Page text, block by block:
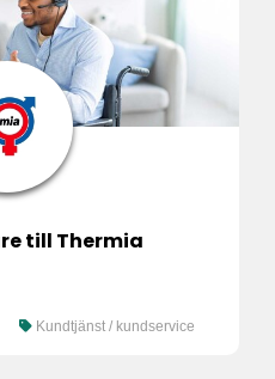
till Thermia
Kundtjänst / kundservice